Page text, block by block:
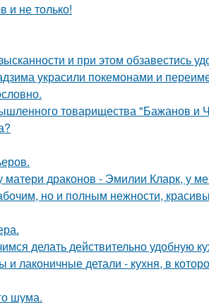
и не только!
и при этом обзавестись
украсили покемонами и
товарищества "Бажанов и
матери драконов - Эмилии Кларк, у
но и полным нежности,
делать действительно удобную
лаконичные детали - кухня, в
шума.